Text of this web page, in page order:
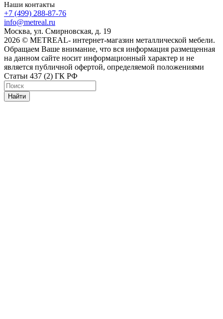
Наши контакты
+7 (499) 288-87-76
info@metreal.ru
Москва, ул. Смирновская, д. 19
2026 © METREAL- интернет-магазин металлической мебели.
Обращаем Ваше внимание, что вся информация размещенная
на данном сайте носит информационный характер и не
является публичной офертой, определяемой положениями
Статьи 437 (2) ГК РФ
Найти